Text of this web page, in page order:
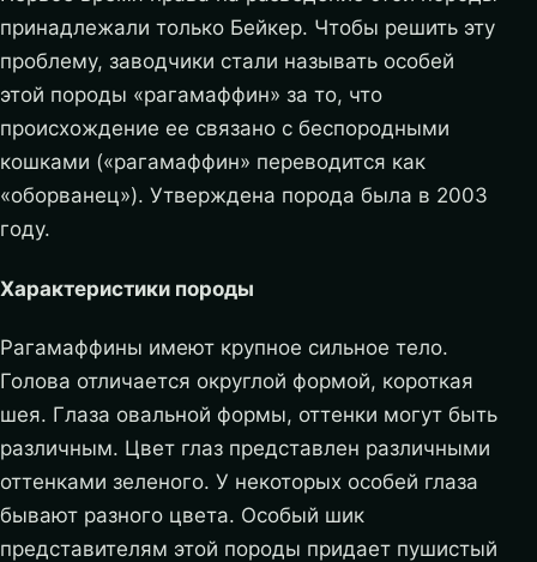
принадлежали только Бейкер. Чтобы решить эту
проблему, заводчики стали называть особей
этой породы «рагамаффин» за то, что
происхождение ее связано с беспородными
кошками («рагамаффин» переводится как
«оборванец»). Утверждена порода была в 2003
году.
Характеристики породы
Рагамаффины имеют крупное сильное тело.
Голова отличается округлой формой, короткая
шея. Глаза овальной формы, оттенки могут быть
различным. Цвет глаз представлен различными
оттенками зеленого. У некоторых особей глаза
бывают разного цвета. Особый шик
представителям этой породы придает пушистый